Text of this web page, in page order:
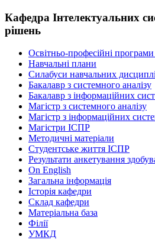
Кафедра Інтелектуальних
рішень
Освітньо-професійні
Навчальні плани
Силабуси навчальних
Бакалавр з системного аналізу
Бакалавр з інформаційних
Магістр з системного аналізу
Магістр з інформаційних
Магістри ІСПР
Методичнi матерiали
Студентське життя ІСПР
Результати анкетування
On English
Загальна інформація
Історія кафедри
Склад кафедри
Матеріальна база
Філії
УМКД